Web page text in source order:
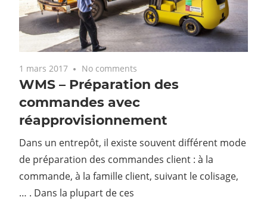
1 mars 2017 No comments
WMS – Préparation des
commandes avec
réapprovisionnement
Dans un entrepôt, il existe souvent différent mode
de préparation des commandes client : à la
commande, à la famille client, suivant le colisage,
… . Dans la plupart de ces